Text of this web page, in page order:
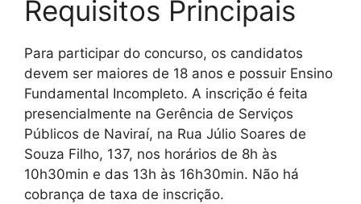
Requisitos Principais
Para participar do concurso, os candidatos
devem ser maiores de 18 anos e possuir Ensino
Fundamental Incompleto. A inscrição é feita
presencialmente na Gerência de Serviços
Públicos de Naviraí, na Rua Júlio Soares de
Souza Filho, 137, nos horários de 8h às
10h30min e das 13h às 16h30min. Não há
cobrança de taxa de inscrição.